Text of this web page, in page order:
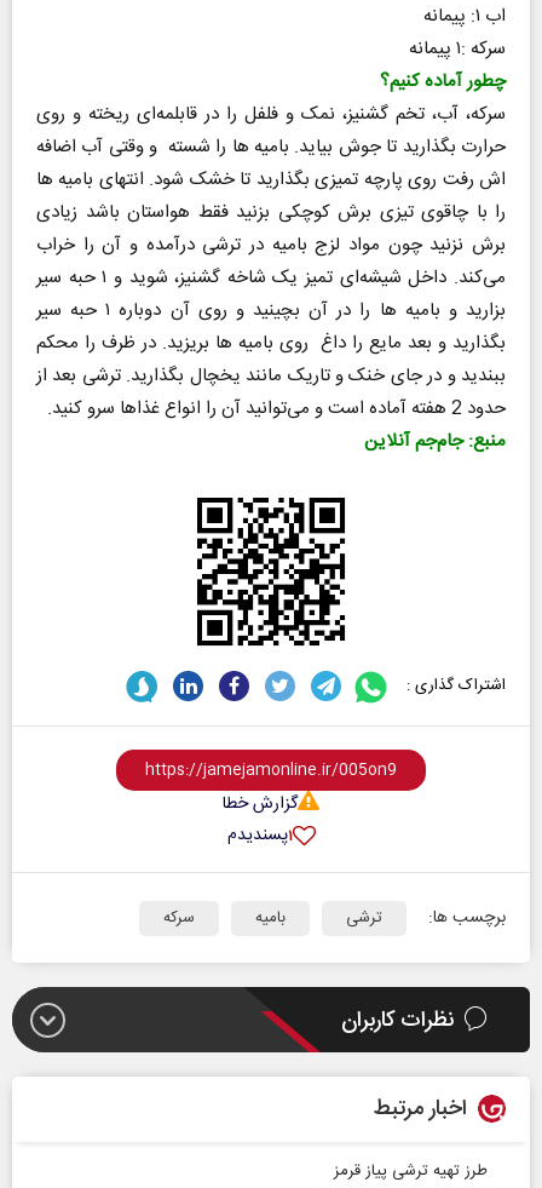
اب ۱: پیمانه
سرکه :۱ پیمانه
چطور آماده کنیم؟
سرکه، آب، تخم گشنیز، نمک و فلفل را در قابلمه‌ای ریخته و روی
حرارت بگذارید تا جوش بیاید. بامیه ها را شسته و وقتی آب اضافه
اش رفت روی پارچه تمیزی بگذارید تا خشک شود. انتهای بامیه ها
را با چاقوی تیزی برش کوچکی بزنید فقط هواستان باشد زیادی
برش نزنید چون مواد لزج بامیه در ترشی درآمده و آن را خراب
می‌کند. داخل شیشه‌ای تمیز یک شاخه گشنیز، شوید و ۱ حبه سیر
بزارید و بامیه ها را در آن بچینید و روی آن دوباره ۱ حبه سیر
بگذارید و بعد مایع را داغ روی بامیه ها بریزید. در ظرف را محکم
ببندید و در جای خنک و تاریک مانند یخچال بگذارید. ترشی بعد از
حدود 2 هفته آماده است و می‌توانید آن را انواع غذاها سرو کنید.
منبع: جام‌جم آنلاین
اشتراک گذاری :
گزارش خطا
پسندیدم۱
برچسب ها: ترشی بامیه سرکه
نظرات کاربران
اخبار مرتبط
طرز تهیه ترشی پیاز قرمز